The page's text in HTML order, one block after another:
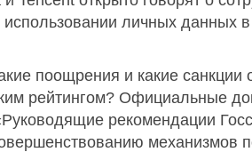
использовании личных данных
поощрения и какие
рейтингом? Официальные
рекомендации
механизмов